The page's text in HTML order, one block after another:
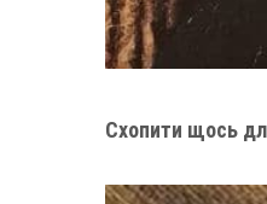
Схопити щось